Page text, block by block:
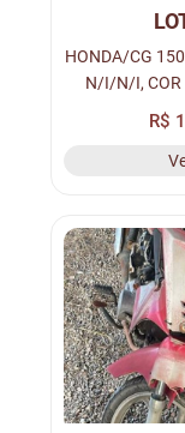
HONDA/CG
N/I/N/I, COR
RENAVAM
MOTOR N/I,
R$